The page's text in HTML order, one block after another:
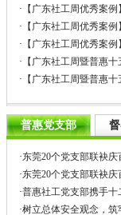
· 【广东社工周优秀案
· 【广东社工周优秀案
· 【广东社工周优秀案
· 【广东社工周暨普惠
· 【广东社工周暨普惠
普惠党支部
·东莞20个党支部联袂
·东莞20个党支部联袂
·普惠社工党支部携手
·树立总体安全观念，筑